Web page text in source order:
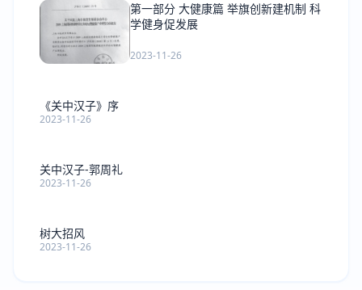
第一部分 大健康篇 举旗创新建机制 科
学健身促发展
2023-11-26
《关中汉子》序
2023-11-26
关中汉子-郭周礼
2023-11-26
树大招风
2023-11-26